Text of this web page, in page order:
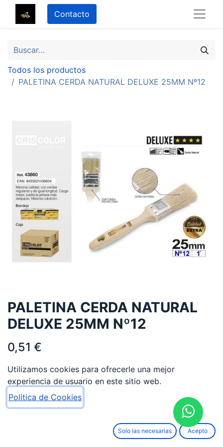
Contacto
Todos los productos
PALETINA CERDA NATURAL DELUXE 25MM Nº12
PALETINA CERDA NATURAL
DELUXE 25MM Nº12
0,51 €
AÑADIR AL CARRITO
Utilizamos cookies para ofrecerle una mejor
experiencia de usuario en este sitio web.
Política de Cookies
Solo las necesarias Acepto